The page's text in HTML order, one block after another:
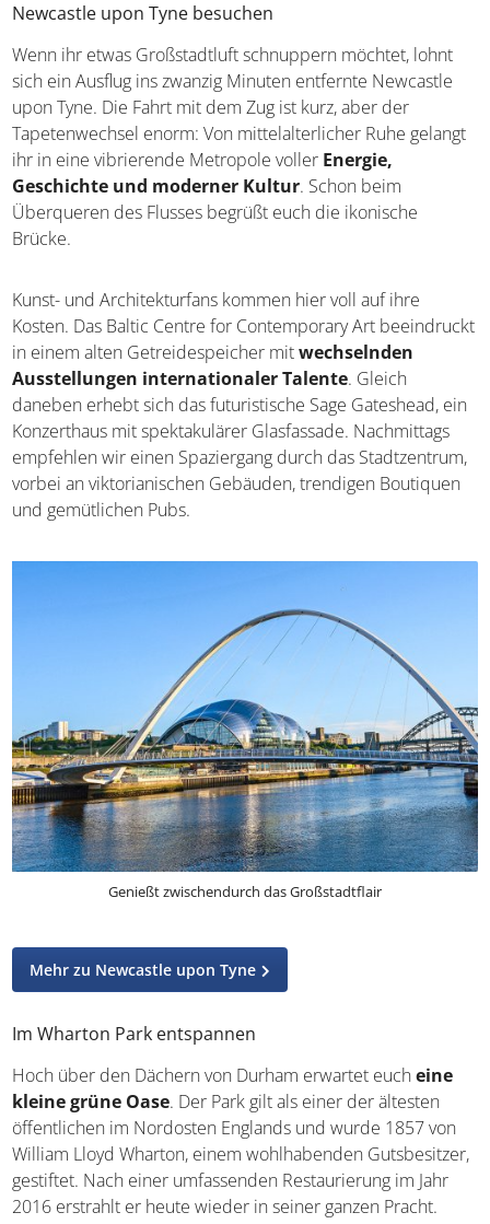
Newcastle upon Tyne besuchen
Wenn ihr etwas Großstadtluft schnuppern möchtet, lohnt
sich ein Ausflug ins zwanzig Minuten entfernte Newcastle
upon Tyne. Die Fahrt mit dem Zug ist kurz, aber der
Tapetenwechsel enorm: Von mittelalterlicher Ruhe gelangt
ihr in eine vibrierende Metropole voller Energie,
Geschichte und moderner Kultur. Schon beim
Überqueren des Flusses begrüßt euch die ikonische
Brücke.
Kunst- und Architekturfans kommen hier voll auf ihre
Kosten. Das Baltic Centre for Contemporary Art beeindruckt
in einem alten Getreidespeicher mitwechselnden
Ausstellungen internationaler Talente. Gleich
daneben erhebt sich das futuristische Sage Gateshead, ein
Konzerthaus mit spektakulärer Glasfassade. Nachmittags
empfehlen wir einen Spaziergang durch das Stadtzentrum,
vorbei an viktorianischen Gebäuden, trendigen Boutiquen
und gemütlichen Pubs.
Genießt zwischendurch das Großstadtflair
Mehr zu Newcastle upon Tyne
Im Wharton Park entspannen
Hoch über den Dächern von Durham erwartet eucheine
kleine grüne Oase. Der Park gilt als einer der ältesten
öffentlichen im Nordosten Englands und wurde 1857 von
William Lloyd Wharton, einem wohlhabenden Gutsbesitzer,
gestiftet. Nach einer umfassenden Restaurierung im Jahr
2016 erstrahlt er heute wieder in seiner ganzen Pracht.